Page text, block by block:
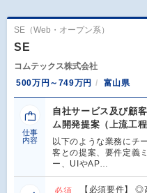
SE（Web・オープン系）
SE
コムテックス株式会社
500万円～749万円
富山県
仕事
内容
自社サービス及び顧
ム開発提案（上流工
以下のような業務にチ
客との提案、要件定義
ー、UIやAP…
必須 【必須要件】